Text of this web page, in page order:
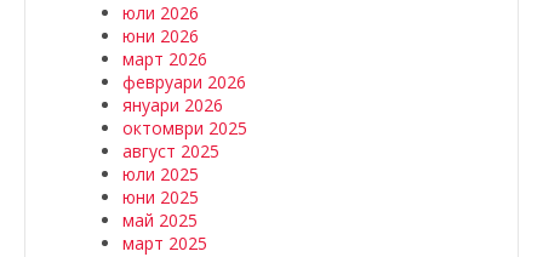
юли 2026
юни 2026
март 2026
февруари 2026
януари 2026
октомври 2025
август 2025
юли 2025
юни 2025
май 2025
март 2025